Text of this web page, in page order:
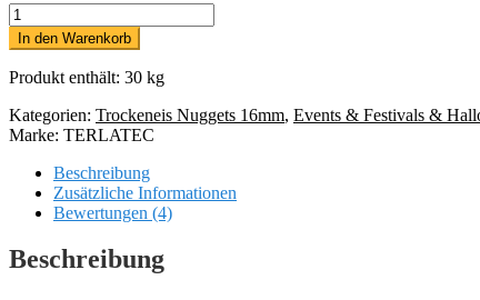
30kg
Trockeneis-
Nuggets
Menge
In den Warenkorb
Produkt enthält: 30 kg
Kategorien: Trockeneis Nuggets 16mm, Events & Festivals &
Marke: TERLATEC
Beschreibung
Zusätzliche Informationen
Bewertungen (4)
Beschreibung